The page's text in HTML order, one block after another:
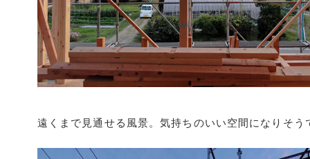
遠くまで見通せる風景。気持ちのいい空間になりそう